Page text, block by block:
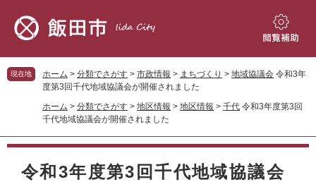
先
頭
を
飛
本
閲
補
現在地 ホーム > 分類でさがす > 市政情報 > まちづくり > 地域協議会 令和3年
度第3回千代地域協議会が開催されました
ホーム > 分類でさがす > 地区情報 > 地区情報 > 千代 令和3年度第3回
千代地域協議会が開催されました
本
令和3年度第3回千代地域協議会